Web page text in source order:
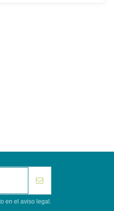
en el aviso legal.